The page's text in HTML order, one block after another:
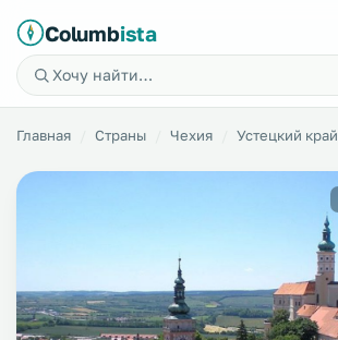
Columbista
Главная Страны Чехия Устецкий край